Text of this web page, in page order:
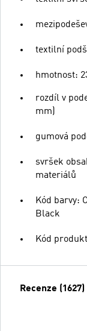
textilní
hmotnost:
rozdíl v
mm)
gumová
svršek
materiálů
Kód barvy:
Black
Kód
Recenze (1627)